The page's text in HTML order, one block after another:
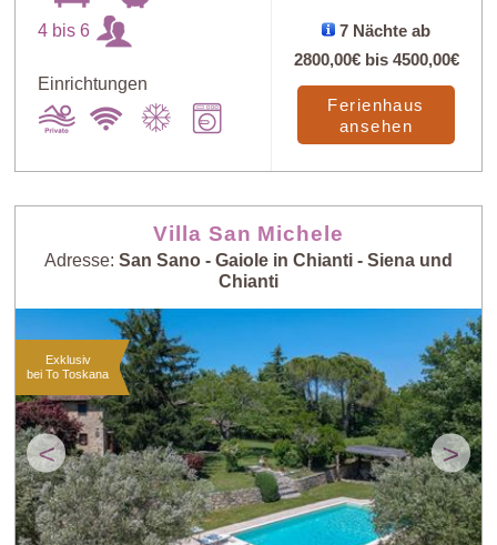
4 bis 6
Einrichtungen
7 Nächte ab
2800,00€bis 4500,00€
Ferienhaus
ansehen
Villa San Michele
Adresse: San Sano - Gaiole in Chianti - Siena und
Chianti
< >
Exklusiv
bei To Toskana